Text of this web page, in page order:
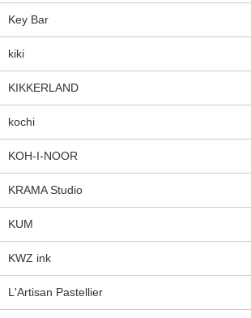
Key Bar
kiki
KIKKERLAND
kochi
KOH-I-NOOR
KRAMA Studio
KUM
KWZ ink
L'Artisan Pastellier